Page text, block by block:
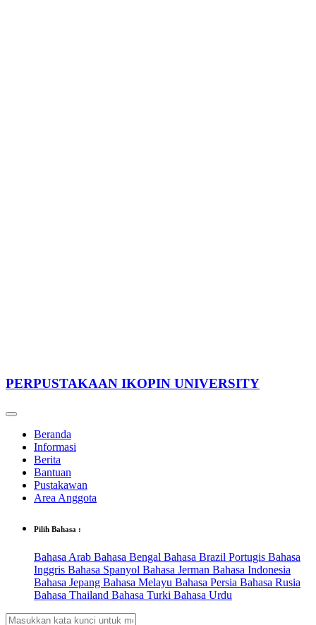
PERPUSTAKAAN IKOPIN UNIVERSITY
Beranda
Informasi
Berita
Bantuan
Pustakawan
Area Anggota
Pilih Bahasa :
Bahasa Arab Bahasa Bengal Bahasa Brazil Portugis Bahasa
Inggris Bahasa Spanyol Bahasa Jerman Bahasa Indonesia
Bahasa Jepang Bahasa Melayu Bahasa Persia Bahasa Rusia
Bahasa Thailand Bahasa Turki Bahasa Urdu